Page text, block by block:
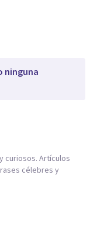
ninguna
curiosos. Artículos
célebres y